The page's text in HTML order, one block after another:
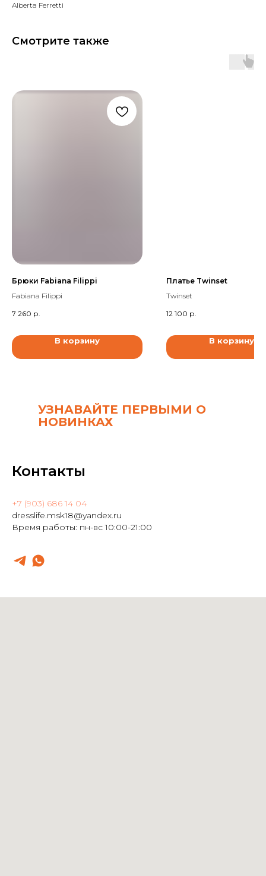
Alberta Ferretti
Смотрите также
Брюки Fabiana Filippi
Fabiana Filippi
7 260 р.
В корзину
Платье Twinset
Twinset
12 100 р.
В корзину
УЗНАВАЙТЕ ПЕРВЫМИ О
НОВИНКАХ
Контакты
+7 (903) 686 14 04
dresslife.msk18@yandex.ru
Время работы: пн-вс 10:00-21:00